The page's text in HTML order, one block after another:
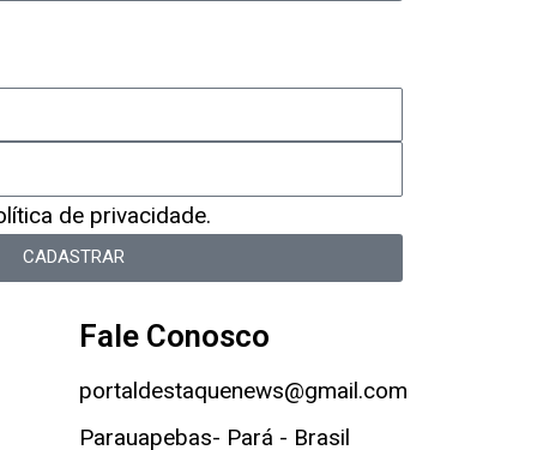
de privacidade.
CADASTRAR
Fale Conosco
portaldestaquenews@gmail.com
Parauapebas- Pará - Brasil